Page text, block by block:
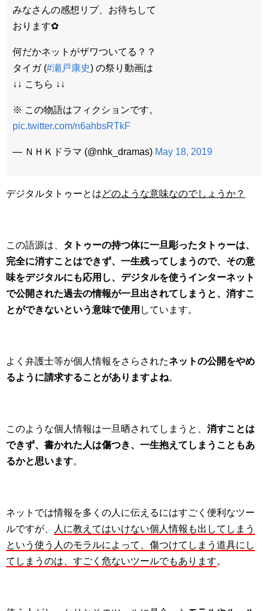
みなさんの感想リプ、お待ちして
おります✿
何だかネットがザワついてる？？
タイガ (#瀬戸康史) の祭り動画は
↓↓ こちら ↓↓
※ この物語はフィクションです。
pic.twitter.com/n6ahbsRTkF
— ＮＨＫドラマ (@nhk_dramas) May 18, 2019
デジタルタトゥーとはどのような意味なのでしょうか？
この語源は、 タトゥーの持つ体に一旦彫ったタトゥーは、
完全に消すことはできず、一生残ってしまうので、その意
味をデジタルにも応用し、デジタルを使うインターネット
で公開された過去の情報が一旦出されてしまうと、消すこ
とができないという意味で使用 しています。
よく弁護士等が個人情報をさらされたネットの公開をやめ
るように請求することがありますよね。
このような個人情報は一旦晒されてしまうと、 消すことは
できず、書かれた人は傷つき、一生抱えてしまうこともあ
るかと思います。
ネットでは情報を多くの人に伝えるにはすごく便利なツー
ルですが、
人に教えてはいけない個人情報も出してしまう
という使う人のモラルによって、傷つけてしまう道具にし
てしまうのは、すごく危ないツールでもあります。